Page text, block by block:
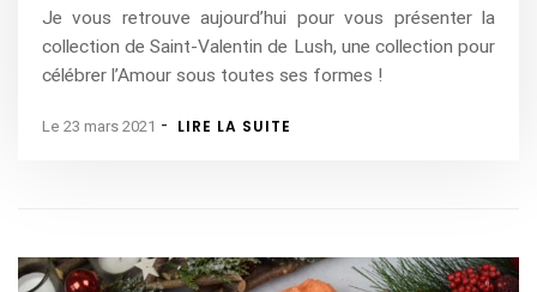
Je vous retrouve aujourd’hui pour vous présenter la
collection de Saint-Valentin de Lush, une collection pour
célébrer l’Amour sous toutes ses formes !
Le 23 mars 2021 - LIRE LA SUITE